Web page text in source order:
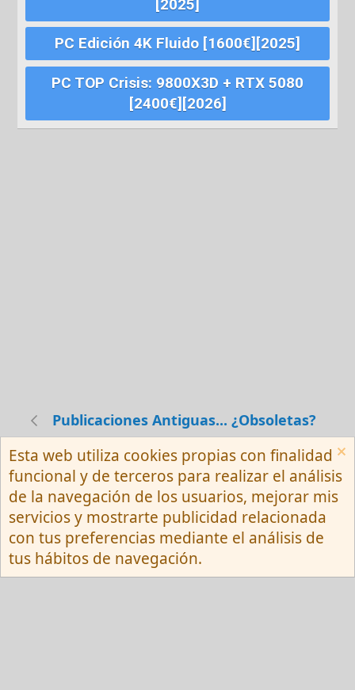
[2025]
PC Edición 4K Fluido [1600€][2025]
PC TOP Crisis: 9800X3D + RTX 5080
[2400€][2026]
Publicaciones Antiguas... ¿Obsoletas?
Español (Neutro) Tu
Contactarnos
Términos y reglas
Privacy policy
Ayuda
R
S
S
Community platform by XenForo ® © 2010-
2026 XenForo Ltd.
Esta web utiliza cookies propias con finalidad
funcional y de terceros para realizar el análisis
de la navegación de los usuarios, mejorar mis
servicios y mostrarte publicidad relacionada
con tus preferencias mediante el análisis de
tus hábitos de navegación.